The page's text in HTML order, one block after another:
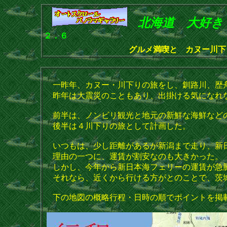
北海道大好き
２．６
グルメ満喫と カヌー川下
一昨年、カヌー・川下りの旅をし、釧路川、歴
昨年は大震災のこともあり、出掛ける気になれ
前半は、ノンビリ観光と地元の新鮮な海鮮など
後半は４川下りの旅として計画した。
いつもは、少し距離があるが新潟まで走り、新
理由の一つに、運賃が割安なのも大きかった。
しかし、今年から新日本海フェリーの運賃が急
それなら、近くから行ける方がとのことで、茨
下の地図の概略行程・日時の順でポイントを掲